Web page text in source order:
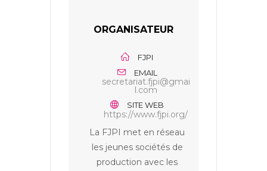
ORGANISATEUR
FJPI
EMAIL
secretariat.fjpi@gmai
l.com
SITE WEB
https://www.fjpi.org/
La FJPI met en réseau
les jeunes sociétés de
production avec les